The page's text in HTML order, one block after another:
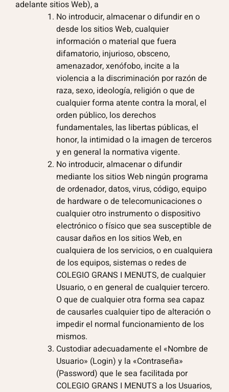
adelante sitios Web), a
No introducir, almacenar o difundir en o
desde los sitios Web, cualquier
información o material que fuera
difamatorio, injurioso, obsceno,
amenazador, xenófobo, incite a la
violencia a la discriminación por razón de
raza, sexo, ideología, religión o que de
cualquier forma atente contra la moral, el
orden público, los derechos
fundamentales, las libertas públicas, el
honor, la intimidad o la imagen de terceros
y en general la normativa vigente.
No introducir, almacenar o difundir
mediante los sitios Web ningún programa
de ordenador, datos, virus, código, equipo
de hardware o de telecomunicaciones o
cualquier otro instrumento o dispositivo
electrónico o físico que sea susceptible de
causar daños en los sitios Web, en
cualquiera de los servicios, o en cualquiera
de los equipos, sistemas o redes de
COLEGIO GRANS I MENUTS, de cualquier
Usuario, o en general de cualquier tercero.
O que de cualquier otra forma sea capaz
de causarles cualquier tipo de alteración o
impedir el normal funcionamiento de los
mismos.
Custodiar adecuadamente el «Nombre de
Usuario» (Login) y la «Contraseña»
(Password) que le sea facilitada por
COLEGIO GRANS I MENUTS a los Usuarios,